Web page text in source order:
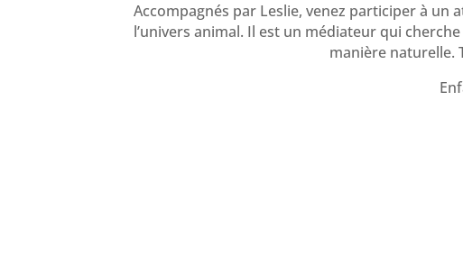
Accompagnés par Leslie, venez participer à
l’univers animal. Il est un médiateur qui
manière naturelle.